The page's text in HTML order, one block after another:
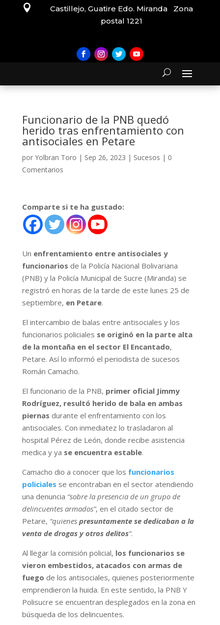

Castillejo, Guatire Edo. Miranda Zona
postal 1221
Funcionario de la PNB quedó
herido tras enfrentamiento con
antisociales en Petare
por Yolbran Toro | Sep 26, 2023 | Sucesos | 0
Comentarios
Comparte si te ha gustado:
Un enfrentamiento entre antisociales y
funcionarios de la Policía Nacional Bolivariana
(PNB) y la Policía Municipal de Sucre (Miranda) se
registró en horas de la tarde de este lunes 25 de
septiembre, en Petare.
El intercambio de balas entre antisociales y los
funcionarios policiales se originó en la parte alta
de la montaña en el sector El Encantado,
Petare. Así lo informó el periodista de sucesos
Román Camacho.
El funcionario de la PNB, primer oficial Jimmy
Rodríguez, resultó herido de bala en ambas
piernas durante el enfrentamiento con los
antisociales. Con inmediatez lo trasladaron al
hospital Pérez de León, donde recibe asistencia
medica y ya se encuentra estable.
Camacho dio a conocer que los funcionarios
policiales se encontraban en el sector atendiendo
una denuncia “sobre la presencia de un grupo de
delincuentes armados”, en el citado sector de
Petare, “quienespresuntamente se dedicaban a la
venta de drogas y otros delitos“.
Al llegar la comisión policial, los funcionarios se
vieron embestidos, atacados con armas de
fuego de los antisociales, quienes posteriormente
emprendieron la huida. En este sentido, la PNB Y
Polisucre se encuentran desplegados en la zona en
búsqueda de los delincuentes.